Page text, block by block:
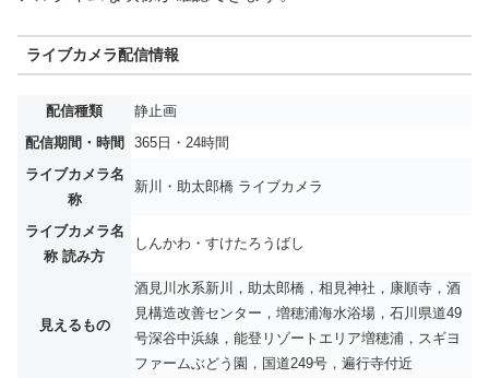
ライブカメラ配信情報
配信種類
静止画
配信期間・時間
365日・24時間
ライブカメラ名
称
新川・助太郎橋 ライブカメラ
ライブカメラ名
称 読み方
しんかわ・すけたろうばし
見えるもの
酒見川水系新川，助太郎橋，相見神社，康順寺，酒
見構造改善センター，増穂浦海水浴場，石川県道49
号深谷中浜線，能登リゾートエリア増穂浦，スギヨ
ファームぶどう園，国道249号，遍行寺付近